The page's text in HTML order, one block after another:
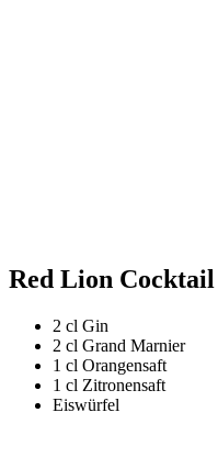
Red Lion Cocktail
2 cl Gin
2 cl Grand Marnier
1 cl Orangensaft
1 cl Zitronensaft
Eiswürfel